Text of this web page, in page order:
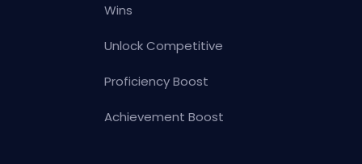
Wins
Unlock Competitive
Proficiency Boost
Achievement Boost